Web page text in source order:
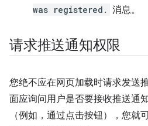
was registered. 消息。
请求推送通知权限
您绝不应在网页加载时请求发送
面应询问用户是否要接收推送通
（例如，通过点击按钮），您就